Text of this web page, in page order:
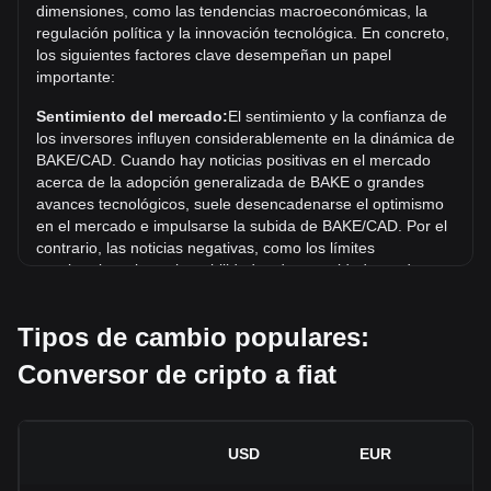
máximo histórico actual.
¿Cuál es la tendencia del precio de en CAD?
En los últimos 7 días, el tipo de cambio de BakeryToken
(BAKE) aumentó un 6.82%. Durante el último mes, el tipo
de cambio de BakeryToken (BAKE) aumentó un 5.29%
frente a Dólar canadiense (CAD).
dimensiones, como las tendencias macroeconómicas, la
regulación política y la innovación tecnológica. En concreto,
los siguientes factores clave desempeñan un papel
importante:
Sentimiento del mercado:El sentimiento y la confianza de
los inversores influyen considerablemente en la dinámica de
BAKE/CAD. Cuando hay noticias positivas en el mercado
acerca de la adopción generalizada de BAKE o grandes
avances tecnológicos, suele desencadenarse el optimismo
en el mercado e impulsarse la subida de BAKE/CAD. Por el
contrario, las noticias negativas, como los límites
regulatorios y las vulnerabilidades de seguridad, pueden
Entorno regulatorio:
Las políticas y regulaciones
gubernamentales en torno a las criptomonedas repercuten
pueden aumentar la confianza de los inversores en las
Tipos de cambio populares:
Conversor de cripto a fiat
USD EUR